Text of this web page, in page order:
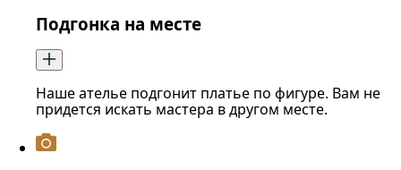
Подгонка на месте
Наше ателье подгонит платье по фигуре. Вам не
придется искать мастера в другом месте.